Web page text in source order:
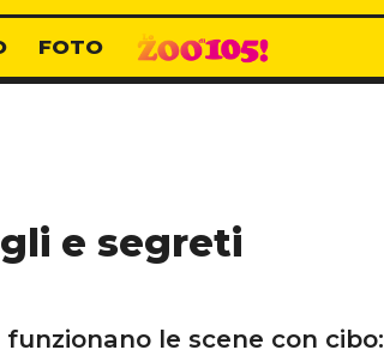
FOTO
e segreti
le scene con cibo: